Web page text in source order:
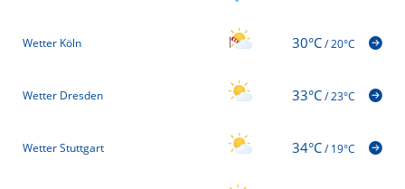
Wetter Köln 30°C/20°C
Wetter Dresden 33°C/23°C
Wetter Stuttgart 34°C/19°C